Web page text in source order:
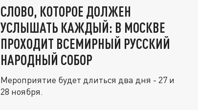
СЛОВО, КОТОРОЕ ДОЛЖЕН
УСЛЫШАТЬ КАЖДЫЙ: В МОСКВЕ
ПРОХОДИТ ВСЕМИРНЫЙ РУССКИЙ
НАРОДНЫЙ СОБОР
Мероприятие будет длиться два дня - 27 и
28 ноября.